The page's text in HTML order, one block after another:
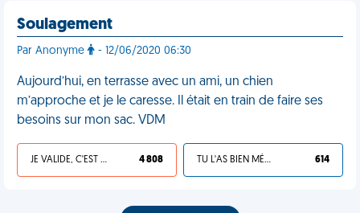
Soulagement
Par Anonyme - 12/06/2020 06:30
Aujourd’hui, en terrasse avec un ami, un chien
m’approche et je le caresse. Il était en train de faire ses
besoins sur mon sac. VDM
JE VALIDE, C'EST UNE VDM 4 808 TU L'AS BIEN MÉRITÉ 614